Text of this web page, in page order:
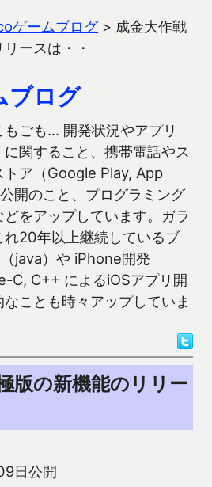
ゲームブログ> 成金大作戦
ースは・・
ブログ
ごも… 開発状況やアプリ
に関すること、携帯電話やス
トア（Google Play, App
開のこと、プログラミング
をアップしています。ガラ
20年以上継続しているブ
java）や iPhone開発
C, C++ によるiOSアプリ開
ことも時々アップしていま
版の新機能のリリー
日公開